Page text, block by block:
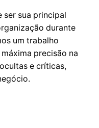
ser sua principal
durante
um trabalho
precisão na
e críticas,